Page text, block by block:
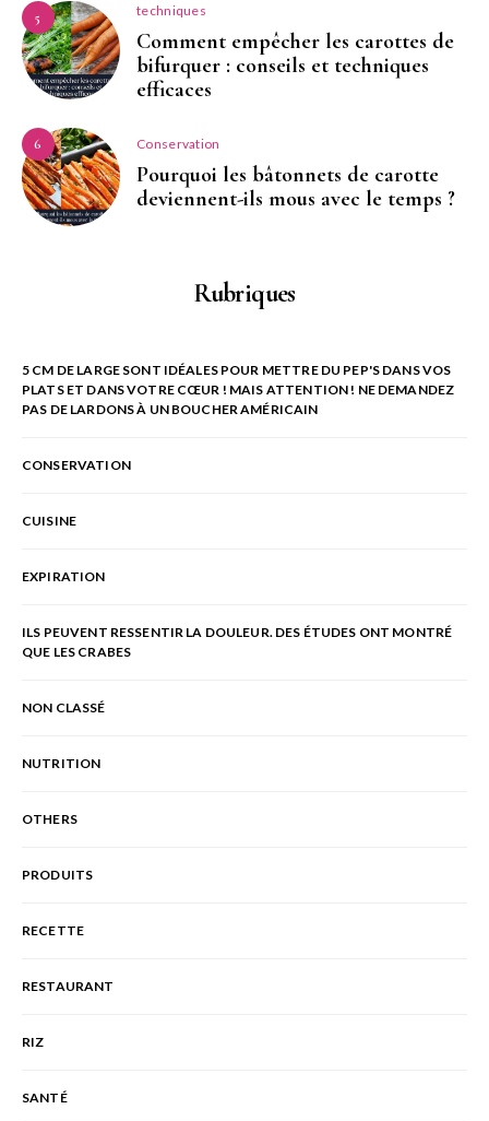
5 techniques
Comment empêcher les carottes de
bifurquer : conseils et techniques
efficaces
6 Conservation
Pourquoi les bâtonnets de carotte
deviennent-ils mous avec le temps ?
Rubriques
5 CM DE LARGE SONT IDÉALES POUR METTRE DU PEP'S DANS VOS
PLATS ET DANS VOTRE CŒUR ! MAIS ATTENTION ! NE DEMANDEZ
PAS DE LARDONS À UN BOUCHER AMÉRICAIN
CONSERVATION
CUISINE
EXPIRATION
ILS PEUVENT RESSENTIR LA DOULEUR. DES ÉTUDES ONT MONTRÉ
QUE LES CRABES
NON CLASSÉ
NUTRITION
OTHERS
PRODUITS
RECETTE
RESTAURANT
RIZ
SANTÉ